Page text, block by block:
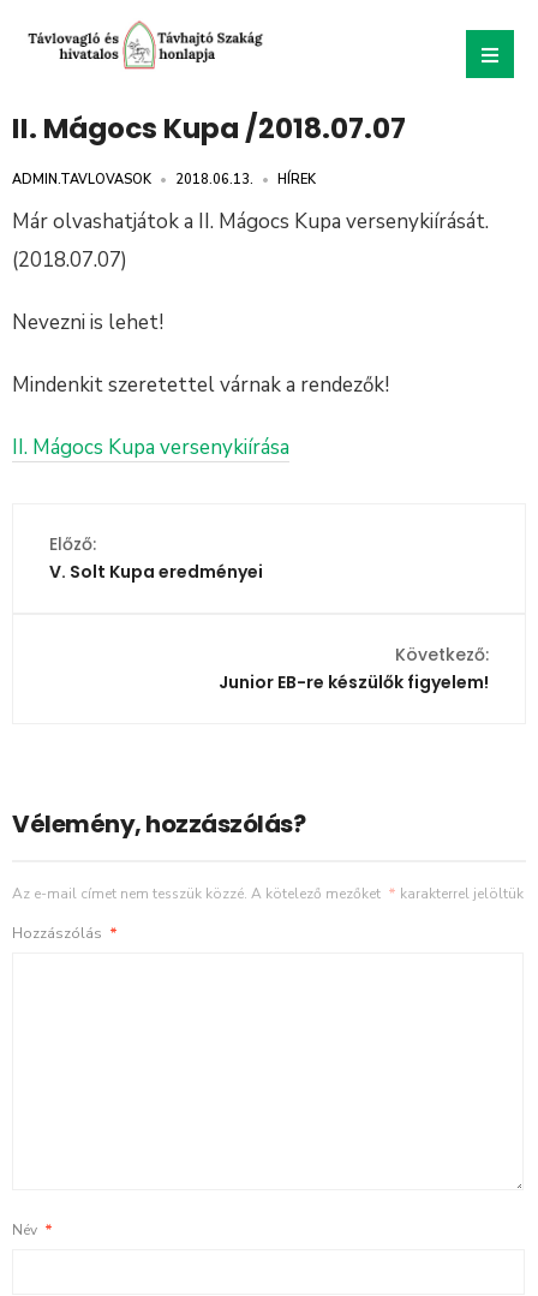
II. Mágocs Kupa /2018.07.07
ADMIN.TAVLOVASOK • 2018.06.13. • HÍREK
Már olvashatjátok a II. Mágocs Kupa versenykiírását.
(2018.07.07)
Nevezni is lehet!
Mindenkit szeretettel várnak a rendezők!
II. Mágocs Kupa versenykiírása
Előző:
V. Solt Kupa eredményei
Következő:
Junior EB-re készülők figyelem!
Vélemény, hozzászólás?
Az e-mail címet nem tesszük közzé. A kötelező mezőket * karakterrel jelöltük
Hozzászólás *
Név *